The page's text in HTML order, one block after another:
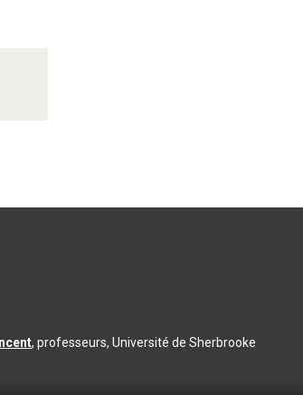
, professeurs, Université de Sherbrooke